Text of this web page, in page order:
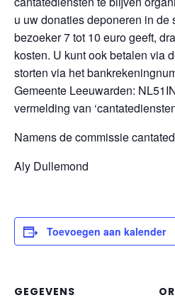
u uw donaties deponeren in de
bezoeker 7 tot 10 euro geeft,
kosten. U kunt ook betalen via
storten via het
Gemeente Leeuwarden:
vermelding van
Namens de commissie
Aly Dullemond
Toevoegen aan kalender
GEGEVENS